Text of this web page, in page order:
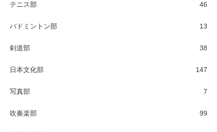
テニス部 46
バドミントン部 13
剣道部 38
日本文化部 147
写真部 7
吹奏楽部 99